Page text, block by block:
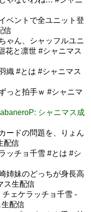
ベントで全ユニット登
信
ゃん、シャッフルユニ
花と凛世 #シャニマス
織 #とは #シャニマス
っと拍手ｗ #シャニマ
シャニマス成
ードの問題を、りょん
配信
ッチョ千雪 #とは #シ
姉妹のどっちが身長高
ス生配信
チェケラッチョ千雪 -
配信